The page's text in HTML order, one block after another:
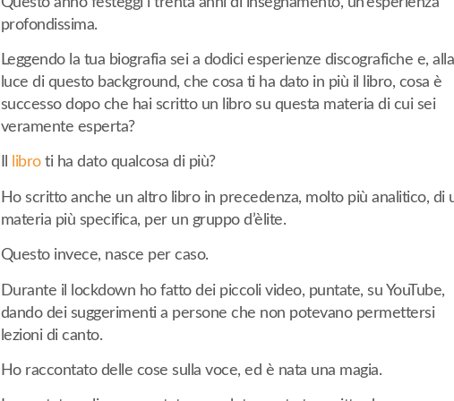
profondissima.
Leggendo la tua biografia sei a dodici esperienze discografiche e, alla
luce di questo background, che cosa ti ha dato in più il libro, cosa è
successo dopo che hai scritto un libro su questa materia di cui sei
veramente esperta?
libroti ha dato qualcosa di più?
Ho scritto anche un altro libro in precedenza, molto più analitico, di
materia più specifica, per un gruppo d’èlite.
Questo invece, nasce per caso.
Durante il lockdown ho fatto dei piccoli video, puntate, su YouTube,
dando dei suggerimenti a persone che non potevano permettersi
lezioni di canto.
Ho raccontato delle cose sulla voce, ed è nata una magia.